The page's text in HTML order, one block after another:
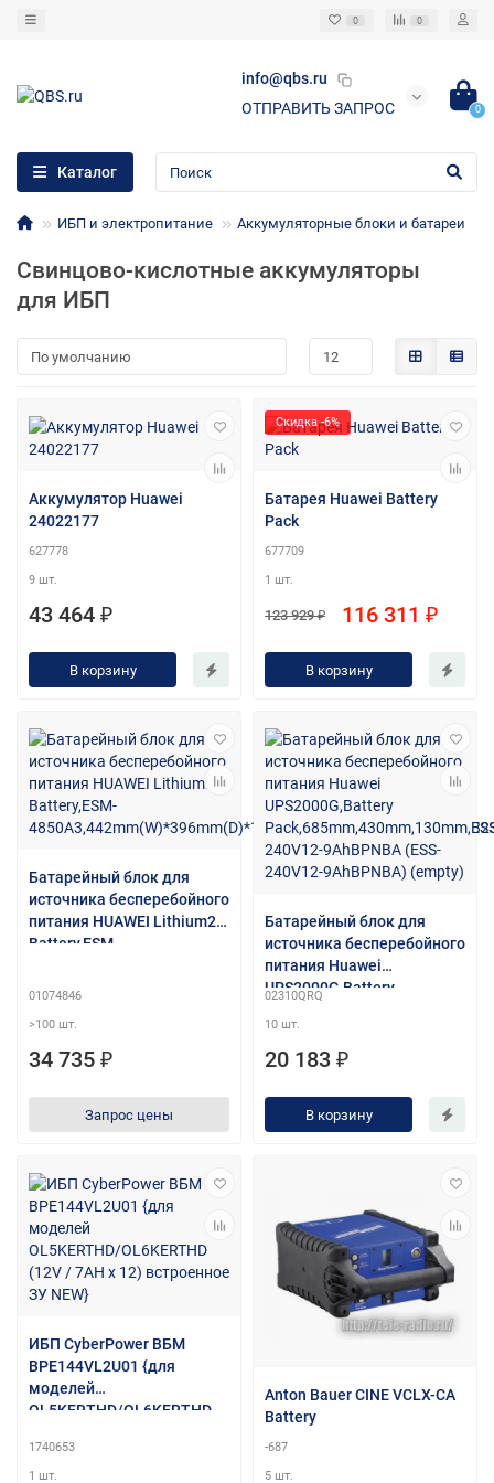
0 0
info@qbs.ru
ОТПРАВИТЬ ЗАПРОС
0
Каталог
ИБП и электропитание Аккумуляторные блоки и батареи
Свинцово-кислотные аккумуляторы
для ИБП
Аккумулятор Huawei
24022177
627778
9 шт.
43 464 ₽
В корзину
Скидка -6%
Батарея Huawei Battery
Pack
677709
1 шт.
123 929 ₽ 116 311 ₽
В корзину
Батарейный блок для
источника бесперебойного
питания HUAWEI Lithium2
Battery,ESM-
D)*130mm(H),48V,50Ah,Typ
01074846
>100 шт.
34 735 ₽
Запрос цены
Батарейный блок для
источника бесперебойного
питания Huawei
UPS2000G,Battery
m,ESS-240V12-9AhBPNBA
(ESS-240V12-9AhBPNBA)
02310QRQ
10 шт.
20 183 ₽
В корзину
ИБП CyberPower ВБМ
BPE144VL2U01 {для
моделей
OL5KERTHD/OL6KERTHD
встроенное ЗУ NEW}
1740653
1 шт.
Anton Bauer CINE VCLX-CA
Battery
-687
5 шт.